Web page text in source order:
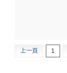
上一頁 1